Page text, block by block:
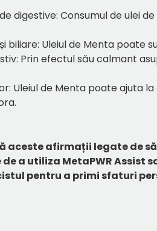
digestive: Consumul de ulei
biliare: Uleiul de Menta poate
Prin efectul său calmant
Uleiul de Menta poate ajuta
afirmații legate de
a utiliza MetaPWR
pentru a primi sfaturi